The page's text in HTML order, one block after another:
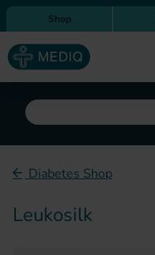
Direkt zur Hauptnavigation
Shop
Suche
Diabetes Shop
Leukosilk